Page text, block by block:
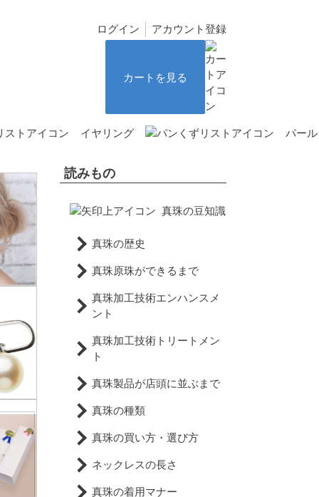
ログイン アカウント登録
カートを見る
イヤリング パー
読みもの
真珠の豆知識
真珠の歴史
真珠原珠ができるまで
真珠加工技術エンハンスメ
ント
真珠加工技術トリートメン
ト
真珠製品が店頭に並ぶまで
真珠の種類
真珠の買い方・選び方
ネックレスの長さ
真珠の着用マナー